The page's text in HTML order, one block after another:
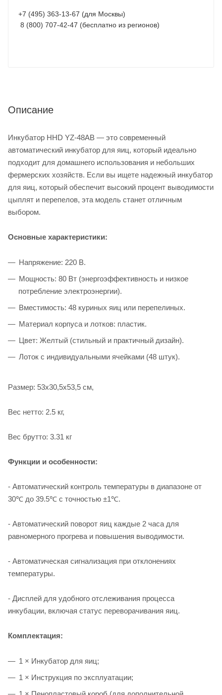
+7 (495) 363-13-67 (для Москвы)
8 (800) 707-42-47 (бесплатно из регионов)
Описание
Инкубатор HHD YZ-48AB — это современный
автоматический инкубатор для яиц, который идеально
подходит для домашнего использования и небольших
фермерских хозяйств. Если вы ищете надежный инкубатор
для яиц, который обеспечит высокий процент выводимости
цыплят и перепелов, эта модель станет отличным
выбором.
Основные характеристики:
Напряжение: 220 В.
Мощность: 80 Вт (энергоэффективность и низкое
потребление электроэнергии).
Вместимость: 48 куриных яиц или перепелиных.
Материал корпуса и лотков: пластик.
Цвет: Желтый (стильный и практичный дизайн).
Лоток с индивидуальными ячейками (48 штук).
Размер: 53х30,5х53,5 см,
Вес нетто: 2.5 кг,
Вес брутто: 3.31 кг
Функции и особенности:
- Автоматический контроль температуры в диапазоне от
30℃ до 39.5℃ с точностью ±1℃.
- Автоматический поворот яиц каждые 2 часа для
равномерного прогрева и повышения выводимости.
- Автоматическая сигнализация при отклонениях
температуры.
- Дисплей для удобного отслеживания процесса
инкубации, включая статус переворачивания яиц.
Комплектация:
1 × Инкубатор для яиц;
1 × Инструкция по эксплуатации;